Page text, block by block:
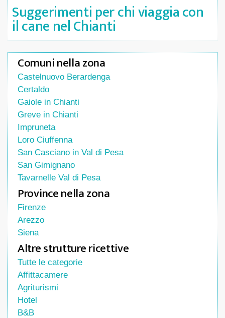
Suggerimenti per chi viaggia con
il cane nel Chianti
Comuni nella zona
Castelnuovo Berardenga
Certaldo
Gaiole in Chianti
Greve in Chianti
Impruneta
Loro Ciuffenna
San Casciano in Val di Pesa
San Gimignano
Tavarnelle Val di Pesa
Province nella zona
Firenze
Arezzo
Siena
Altre strutture ricettive
Tutte le categorie
Affittacamere
Agriturismi
Hotel
B&B